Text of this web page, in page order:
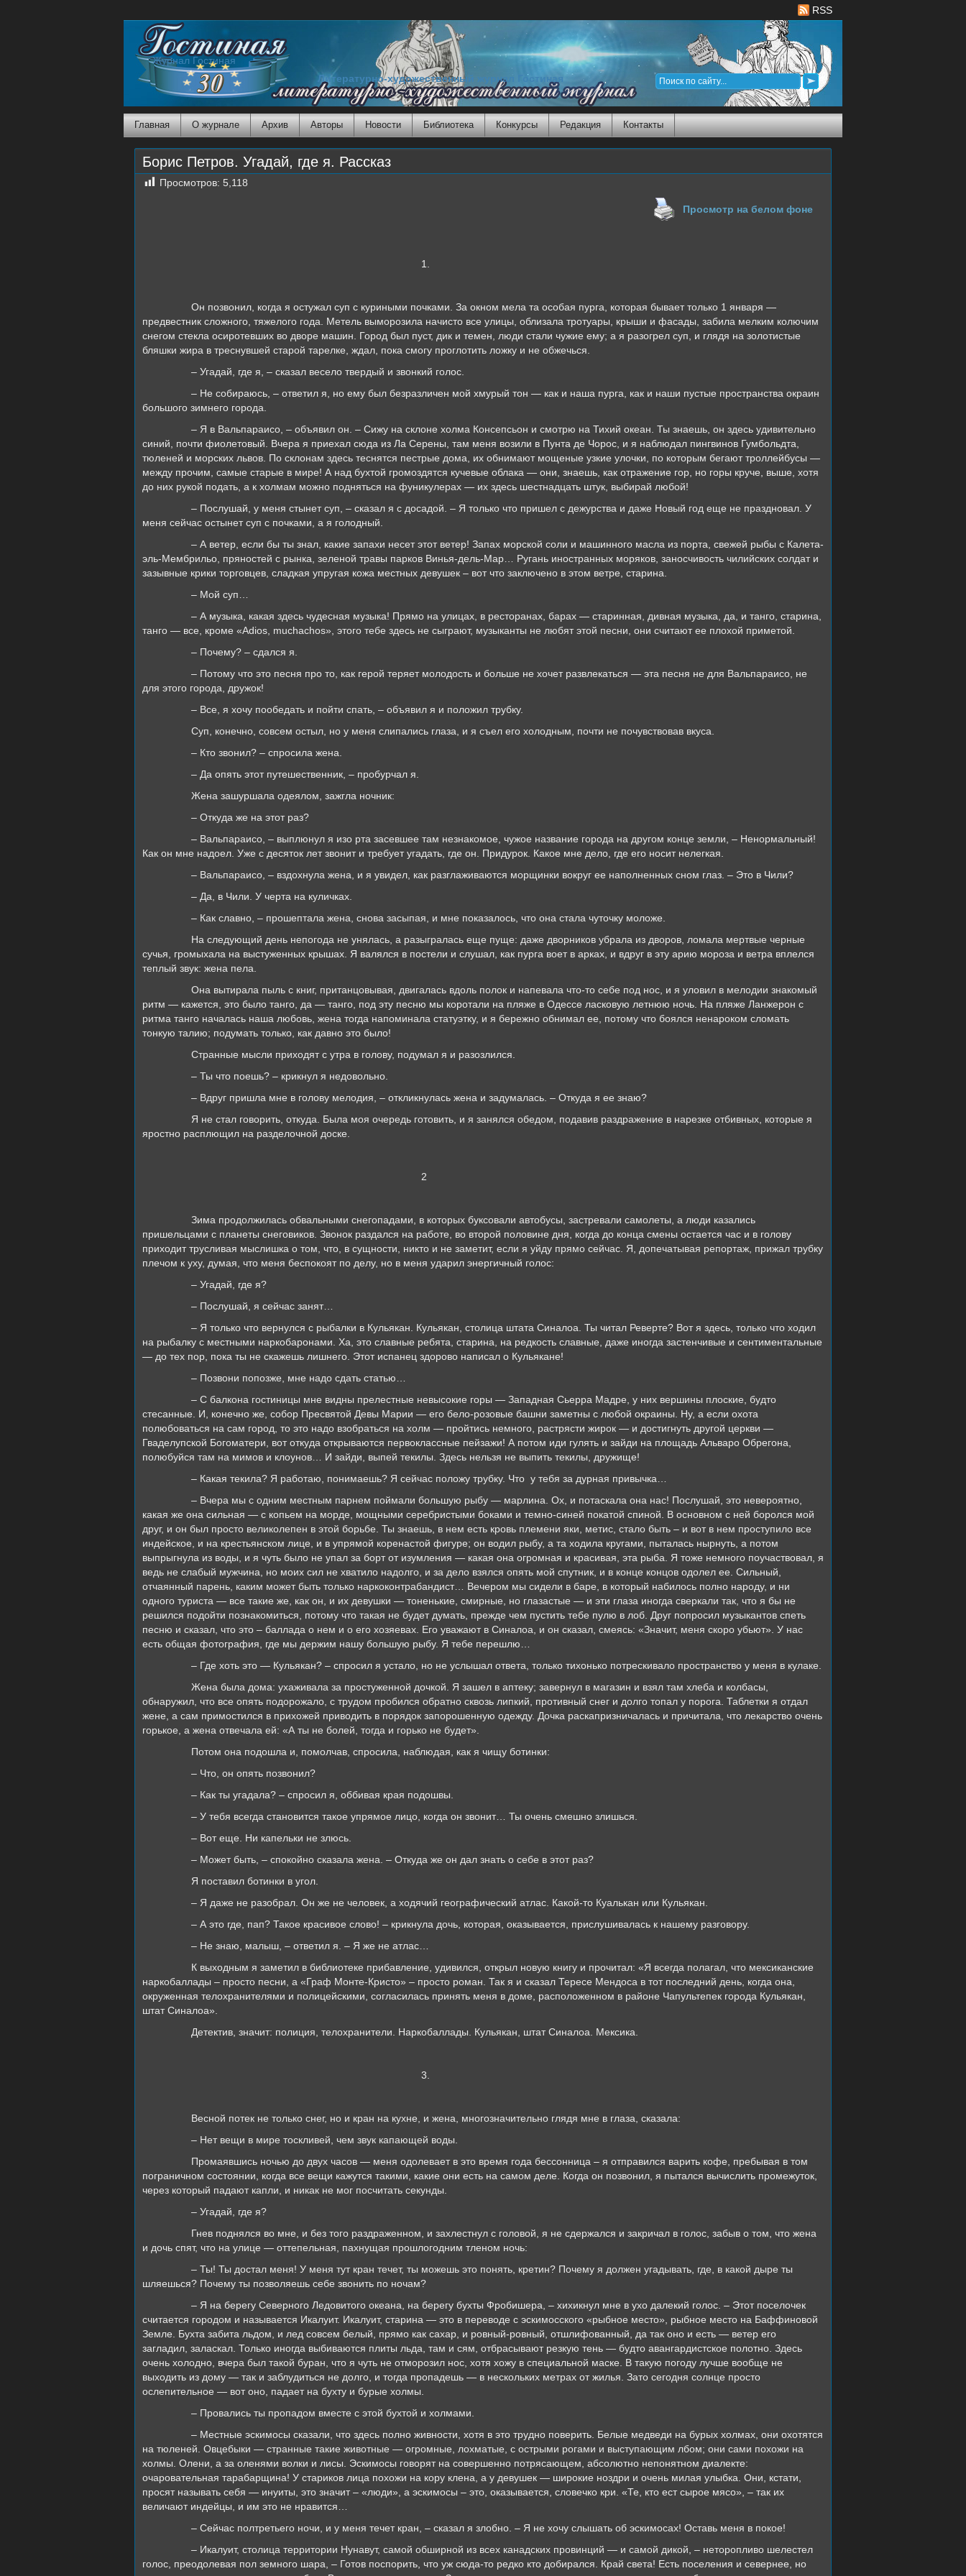
RSS
Журнал Гостиная
Литературно-художественный журнал Гостиная
Главная О журнале Архив Авторы Новости Библиотека Конкурсы Редакция Контакты
Борис Петров. Угадай, где я. Рассказ
Просмотров: 5,118
Просмотр на белом фоне
1.
Он позвонил, когда я остужал суп с куриными почками. За окном мела та особая пурга, которая бывает только 1 января —
предвестник сложного, тяжелого года. Метель выморозила начисто все улицы, облизала тротуары, крыши и фасады, забила мелким колючим
снегом стекла осиротевших во дворе машин. Город был пуст, дик и темен, люди стали чужие ему; а я разогрел суп, и глядя на золотистые
бляшки жира в треснувшей старой тарелке, ждал, пока смогу проглотить ложку и не обжечься.
– Угадай, где я, – сказал весело твердый и звонкий голос.
– Не собираюсь, – ответил я, но ему был безразличен мой хмурый тон — как и наша пурга, как и наши пустые пространства окраин
большого зимнего города.
– Я в Вальпараисо, – объявил он. – Сижу на склоне холма Консепсьон и смотрю на Тихий океан. Ты знаешь, он здесь удивительно
синий, почти фиолетовый. Вчера я приехал сюда из Ла Серены, там меня возили в Пунта де Чорос, и я наблюдал пингвинов Гумбольдта,
тюленей и морских львов. По склонам здесь теснятся пестрые дома, их обнимают мощеные узкие улочки, по которым бегают троллейбусы —
между прочим, самые старые в мире! А над бухтой громоздятся кучевые облака — они, знаешь, как отражение гор, но горы круче, выше, хотя
до них рукой подать, а к холмам можно подняться на фуникулерах — их здесь шестнадцать штук, выбирай любой!
– Послушай, у меня стынет суп, – сказал я с досадой. – Я только что пришел с дежурства и даже Новый год еще не праздновал. У
меня сейчас остынет суп с почками, а я голодный.
– А ветер, если бы ты знал, какие запахи несет этот ветер! Запах морской соли и машинного масла из порта, свежей рыбы с Калета-
эль-Мембрильо, пряностей с рынка, зеленой травы парков Винья-дель-Мар… Ругань иностранных моряков, заносчивость чилийских солдат и
зазывные крики торговцев, сладкая упругая кожа местных девушек – вот что заключено в этом ветре, старина.
– Мой суп…
– А музыка, какая здесь чудесная музыка! Прямо на улицах, в ресторанах, барах — старинная, дивная музыка, да, и танго, старина,
танго — все, кроме «Adios, muchachos», этого тебе здесь не сыграют, музыканты не любят этой песни, они считают ее плохой приметой.
– Почему? – сдался я.
– Потому что это песня про то, как герой теряет молодость и больше не хочет развлекаться — эта песня не для Вальпараисо, не
для этого города, дружок!
– Все, я хочу пообедать и пойти спать, – объявил я и положил трубку.
Суп, конечно, совсем остыл, но у меня слипались глаза, и я съел его холодным, почти не почувствовав вкуса.
– Кто звонил? – спросила жена.
– Да опять этот путешественник, – пробурчал я.
Жена зашуршала одеялом, зажгла ночник:
– Откуда же на этот раз?
– Вальпараисо, – выплюнул я изо рта засевшее там незнакомое, чужое название города на другом конце земли, – Ненормальный!
Как он мне надоел. Уже с десяток лет звонит и требует угадать, где он. Придурок. Какое мне дело, где его носит нелегкая.
– Вальпараисо, – вздохнула жена, и я увидел, как разглаживаются морщинки вокруг ее наполненных сном глаз. – Это в Чили?
– Да, в Чили. У черта на куличках.
– Как славно, – прошептала жена, снова засыпая, и мне показалось, что она стала чуточку моложе.
На следующий день непогода не унялась, а разыгралась еще пуще: даже дворников убрала из дворов, ломала мертвые черные
сучья, громыхала на выстуженных крышах. Я валялся в постели и слушал, как пурга воет в арках, и вдруг в эту арию мороза и ветра вплелся
теплый звук: жена пела.
Она вытирала пыль с книг, пританцовывая, двигалась вдоль полок и напевала что-то себе под нос, и я уловил в мелодии знакомый
ритм — кажется, это было танго, да — танго, под эту песню мы коротали на пляже в Одессе ласковую летнюю ночь. На пляже Ланжерон с
ритма танго началась наша любовь, жена тогда напоминала статуэтку, и я бережно обнимал ее, потому что боялся ненароком сломать
тонкую талию; подумать только, как давно это было!
Странные мысли приходят с утра в голову, подумал я и разозлился.
– Ты что поешь? – крикнул я недовольно.
– Вдруг пришла мне в голову мелодия, – откликнулась жена и задумалась. – Откуда я ее знаю?
Я не стал говорить, откуда. Была моя очередь готовить, и я занялся обедом, подавив раздражение в нарезке отбивных, которые я
яростно расплющил на разделочной доске.
2
Зима продолжилась обвальными снегопадами, в которых буксовали автобусы, застревали самолеты, а люди казались
пришельцами с планеты снеговиков. Звонок раздался на работе, во второй половине дня, когда до конца смены остается час и в голову
приходит трусливая мыслишка о том, что, в сущности, никто и не заметит, если я уйду прямо сейчас. Я, допечатывая репортаж, прижал трубку
плечом к уху, думая, что меня беспокоят по делу, но в меня ударил энергичный голос:
– Угадай, где я?
– Послушай, я сейчас занят…
– Я только что вернулся с рыбалки в Кульякан. Кульякан, столица штата Синалоа. Ты читал Реверте? Вот я здесь, только что ходил
на рыбалку с местными наркобаронами. Ха, это славные ребята, старина, на редкость славные, даже иногда застенчивые и сентиментальные
— до тех пор, пока ты не скажешь лишнего. Этот испанец здорово написал о Кульякане!
– Позвони попозже, мне надо сдать статью…
– С балкона гостиницы мне видны прелестные невысокие горы — Западная Сьерра Мадре, у них вершины плоские, будто
стесанные. И, конечно же, собор Пресвятой Девы Марии — его бело-розовые башни заметны с любой окраины. Ну, а если охота
полюбоваться на сам город, то это надо взобраться на холм — пройтись немного, растрясти жирок — и достигнуть другой церкви —
Гваделупской Богоматери, вот откуда открываются первоклассные пейзажи! А потом иди гулять и зайди на площадь Альваро Обрегона,
полюбуйся там на мимов и клоунов… И зайди, выпей текилы. Здесь нельзя не выпить текилы, дружище!
– Какая текила? Я работаю, понимаешь? Я сейчас положу трубку. Что у тебя за дурная привычка…
– Вчера мы с одним местным парнем поймали большую рыбу — марлина. Ох, и потаскала она нас! Послушай, это невероятно,
какая же она сильная — с копьем на морде, мощными серебристыми боками и темно-синей покатой спиной. В основном с ней боролся мой
друг, и он был просто великолепен в этой борьбе. Ты знаешь, в нем есть кровь племени яки, метис, стало быть – и вот в нем проступило все
индейское, и на крестьянском лице, и в упрямой коренастой фигуре; он водил рыбу, а та ходила кругами, пыталась нырнуть, а потом
выпрыгнула из воды, и я чуть было не упал за борт от изумления — какая она огромная и красивая, эта рыба. Я тоже немного поучаствовал, я
ведь не слабый мужчина, но моих сил не хватило надолго, и за дело взялся опять мой спутник, и в конце концов одолел ее. Сильный,
отчаянный парень, каким может быть только наркоконтрабандист… Вечером мы сидели в баре, в который набилось полно народу, и ни
одного туриста — все такие же, как он, и их девушки — тоненькие, смирные, но глазастые — и эти глаза иногда сверкали так, что я бы не
решился подойти познакомиться, потому что такая не будет думать, прежде чем пустить тебе пулю в лоб. Друг попросил музыкантов спеть
песню и сказал, что это – баллада о нем и о его хозяевах. Его уважают в Синалоа, и он сказал, смеясь: «Значит, меня скоро убьют». У нас
есть общая фотография, где мы держим нашу большую рыбу. Я тебе перешлю…
– Где хоть это — Кульякан? – спросил я устало, но не услышал ответа, только тихонько потрескивало пространство у меня в кулаке.
Жена была дома: ухаживала за простуженной дочкой. Я зашел в аптеку; завернул в магазин и взял там хлеба и колбасы,
обнаружил, что все опять подорожало, с трудом пробился обратно сквозь липкий, противный снег и долго топал у порога. Таблетки я отдал
жене, а сам примостился в прихожей приводить в порядок запорошенную одежду. Дочка раскапризничалась и причитала, что лекарство очень
горькое, а жена отвечала ей: «А ты не болей, тогда и горько не будет».
Потом она подошла и, помолчав, спросила, наблюдая, как я чищу ботинки:
– Что, он опять позвонил?
– Как ты угадала? – спросил я, оббивая края подошвы.
– У тебя всегда становится такое упрямое лицо, когда он звонит… Ты очень смешно злишься.
– Вот еще. Ни капельки не злюсь.
– Может быть, – спокойно сказала жена. – Откуда же он дал знать о себе в этот раз?
Я поставил ботинки в угол.
– Я даже не разобрал. Он же не человек, а ходячий географический атлас. Какой-то Куалькан или Кульякан.
– А это где, пап? Такое красивое слово! – крикнула дочь, которая, оказывается, прислушивалась к нашему разговору.
– Не знаю, малыш, – ответил я. – Я же не атлас…
К выходным я заметил в библиотеке прибавление, удивился, открыл новую книгу и прочитал: «Я всегда полагал, что мексиканские
наркобаллады – просто песни, а «Граф Монте-Кристо» – просто роман. Так я и сказал Тересе Мендоса в тот последний день, когда она,
окруженная телохранителями и полицейскими, согласилась принять меня в доме, расположенном в районе Чапультепек города Кульякан,
штат Синалоа».
Детектив, значит: полиция, телохранители. Наркобаллады. Кульякан, штат Синалоа. Мексика.
3.
Весной потек не только снег, но и кран на кухне, и жена, многозначительно глядя мне в глаза, сказала:
– Нет вещи в мире тоскливей, чем звук капающей воды.
Промаявшись ночью до двух часов — меня одолевает в это время года бессонница – я отправился варить кофе, пребывая в том
пограничном состоянии, когда все вещи кажутся такими, какие они есть на самом деле. Когда он позвонил, я пытался вычислить промежуток,
через который падают капли, и никак не мог посчитать секунды.
– Угадай, где я?
Гнев поднялся во мне, и без того раздраженном, и захлестнул с головой, я не сдержался и закричал в голос, забыв о том, что жена
и дочь спят, что на улице — оттепельная, пахнущая прошлогодним тленом ночь:
– Ты! Ты достал меня! У меня тут кран течет, ты можешь это понять, кретин? Почему я должен угадывать, где, в какой дыре ты
шляешься? Почему ты позволяешь себе звонить по ночам?
– Я на берегу Северного Ледовитого океана, на берегу бухты Фробишера, – хихикнул мне в ухо далекий голос. – Этот поселочек
считается городом и называется Икалуит. Икалуит, старина — это в переводе с эскимосского «рыбное место», рыбное место на Баффиновой
Земле. Бухта забита льдом, и лед совсем белый, прямо как сахар, и ровный-ровный, отшлифованный, да так оно и есть — ветер его
загладил, заласкал. Только иногда выбиваются плиты льда, там и сям, отбрасывают резкую тень — будто авангардистское полотно. Здесь
очень холодно, вчера был такой буран, что я чуть не отморозил нос, хотя хожу в специальной маске. В такую погоду лучше вообще не
выходить из дому — так и заблудиться не долго, и тогда пропадешь — в нескольких метрах от жилья. Зато сегодня солнце просто
ослепительное — вот оно, падает на бухту и бурые холмы.
– Провались ты пропадом вместе с этой бухтой и холмами.
– Местные эскимосы сказали, что здесь полно живности, хотя в это трудно поверить. Белые медведи на бурых холмах, они охотятся
на тюленей. Овцебыки — странные такие животные — огромные, лохматые, с острыми рогами и выступающим лбом; они сами похожи на
холмы. Олени, а за оленями волки и лисы. Эскимосы говорят на совершенно потрясающем, абсолютно непонятном диалекте:
очаровательная тарабарщина! У стариков лица похожи на кору клена, а у девушек — широкие ноздри и очень милая улыбка. Они, кстати,
просят называть себя — инуиты, это значит – «люди», а эскимосы – это, оказывается, словечко кри. «Те, кто ест сырое мясо», – так их
величают индейцы, и им это не нравится…
– Сейчас полтретьего ночи, и у меня течет кран, – сказал я злобно. – Я не хочу слышать об эскимосах! Оставь меня в покое!
– Икалуит, столица территории Нунавут, самой обширной из всех канадских провинций — и самой дикой, – неторопливо шелестел
голос, преодолевая пол земного шара, – Готов поспорить, что уж сюда-то редко кто добирался. Край света! Есть поселения и севернее, но